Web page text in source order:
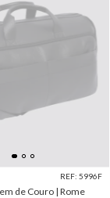
REF: 5996F
de Couro | Rome